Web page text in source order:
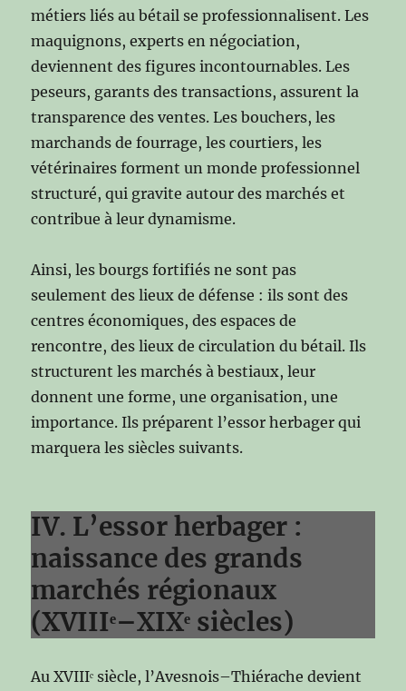
métiers liés au bétail se professionnalisent. Les
maquignons, experts en négociation,
deviennent des figures incontournables. Les
peseurs, garants des transactions, assurent la
transparence des ventes. Les bouchers, les
marchands de fourrage, les courtiers, les
vétérinaires forment un monde professionnel
structuré, qui gravite autour des marchés et
contribue à leur dynamisme.
Ainsi, les bourgs fortifiés ne sont pas
seulement des lieux de défense : ils sont des
centres économiques, des espaces de
rencontre, des lieux de circulation du bétail. Ils
structurent les marchés à bestiaux, leur
donnent une forme, une organisation, une
importance. Ils préparent l’essor herbager qui
marquera les siècles suivants.
IV. L’essor herbager :
naissance des grands
marchés régionaux
(XVIIIᵉ–XIXᵉ siècles)
Au XVIIIᵉ siècle, l’Avesnois–Thiérache devient